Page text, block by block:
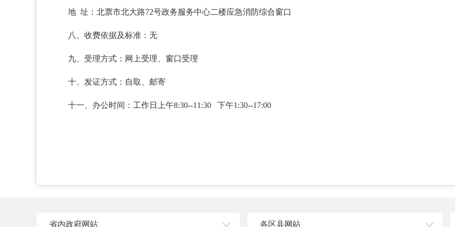
地 址：北票市北大路72号政务服务中心二楼应急消防综合窗口
八、收费依据及标准：无
九、受理方式：网上受理、窗口受理
十、发证方式：自取、邮寄
十一、办公时间：工作日上午8:30--11:30 下午1:30--17:00
省内政府网站 各区县网站